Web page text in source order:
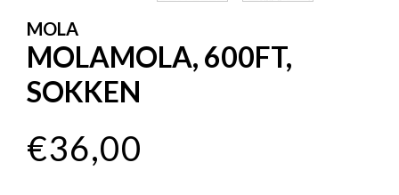
MOLA
MOLAMOLA, 600FT,
SOKKEN
€36,00